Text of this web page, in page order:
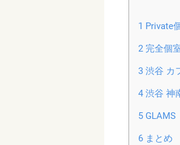
1 Private
2完全個
3渋谷 カ
4渋谷 神
5GLAMS
6まとめ